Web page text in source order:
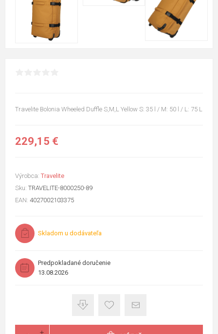
Travelite Bolonia Wheeled Duffle S,M,L Yellow S: 35 l / M: 50 l / L: 75 L
229,15 €
Výrobca: Travelite
Sku: TRAVELITE-8000250-89
EAN: 4027002103375
Skladom u dodávateľa
Predpokladané doručenie
13.08.2026